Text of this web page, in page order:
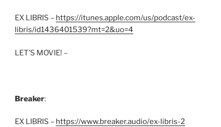
EX LIBRIS – https://itunes.apple.com/us/podcast/ex-
libris/id1436401539?mt=2&uo=4
LET’S MOVIE! –
Breaker:
EX LIBRIS – https://www.breaker.audio/ex-libris-2